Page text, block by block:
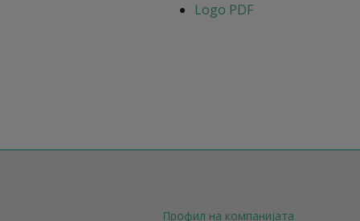
Logo PDF
Профил на компанијата